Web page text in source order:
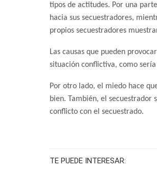
tipos de actitudes. Por una
hacia sus secuestradores,
propios secuestradores
Las causas que pueden
situación conflictiva, como
Por otro lado, el miedo hace
bien. También, el secuestrador
conflicto con el secuestrado.
TE PUEDE INTERESAR: